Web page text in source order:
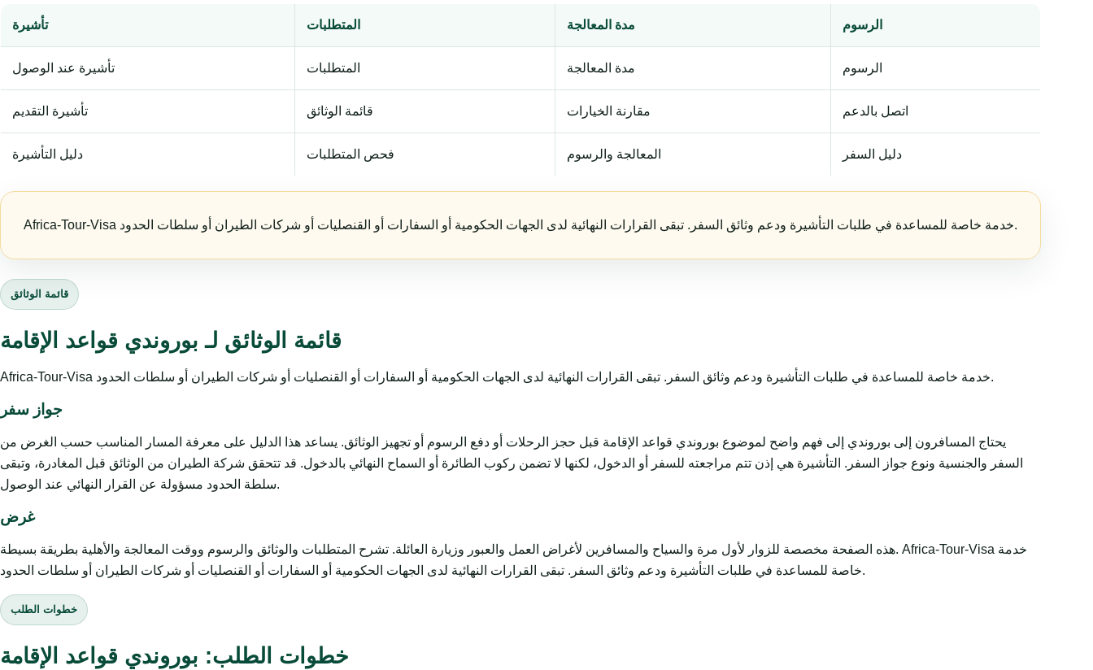
تأشيرة المتطلبات مدة المعالجة الرسوم
تأشيرة عند الوصول المتطلبات مدة المعالجة الرسوم
تأشيرة التقديم قائمة الوثائق مقارنة الخيارات اتصل بالدعم
دليل التأشيرة فحص المتطلبات المعالجة والرسوم دليل السفر
Africa-Tour-Visa خدمة خاصة للمساعدة في طلبات التأشيرة ودعم وثائق السفر. تبقى القرارات النهائية لدى الجهات الحكومية أو السفارات أو القنصليات أو شركات الطيران أو سلطات الحدود.
قائمة الوثائق
قائمة الوثائق لـ بوروندي قواعد الإقامة
Africa-Tour-Visa خدمة خاصة للمساعدة في طلبات التأشيرة ودعم وثائق السفر. تبقى القرارات النهائية لدى الجهات الحكومية أو السفارات أو القنصليات أو شركات الطيران أو سلطات الحدود.
جواز سفر
يحتاج المسافرون إلى بوروندي إلى فهم واضح لموضوع بوروندي قواعد الإقامة قبل حجز الرحلات أو دفع الرسوم أو تجهيز الوثائق. يساعد هذا الدليل على معرفة المسار المناسب حسب الغرض من
السفر والجنسية ونوع جواز السفر. التأشيرة هي إذن تتم مراجعته للسفر أو الدخول، لكنها لا تضمن ركوب الطائرة أو السماح النهائي بالدخول. قد تتحقق شركة الطيران من الوثائق قبل المغادرة، وتبقى
سلطة الحدود مسؤولة عن القرار النهائي عند الوصول.
غرض
هذه الصفحة مخصصة للزوار لأول مرة والسياح والمسافرين لأغراض العمل والعبور وزيارة العائلة. تشرح المتطلبات والوثائق والرسوم ووقت المعالجة والأهلية بطريقة بسيطة. Africa-Tour-Visa خدمة
خاصة للمساعدة في طلبات التأشيرة ودعم وثائق السفر. تبقى القرارات النهائية لدى الجهات الحكومية أو السفارات أو القنصليات أو شركات الطيران أو سلطات الحدود.
خطوات الطلب
خطوات الطلب: بوروندي قواعد الإقامة